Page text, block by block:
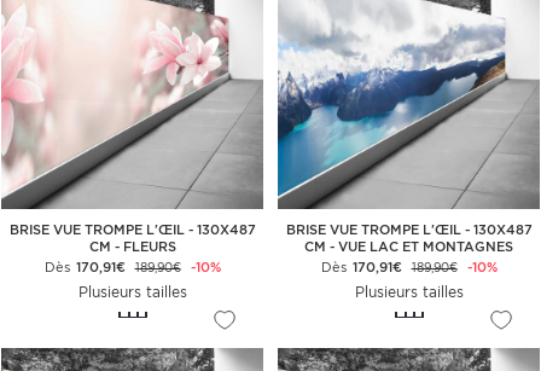
BRISE VUE TROMPE L'ŒIL - 130X487
CM - FLEURS
Dès 170,91€ 189,90€ -10%
Plusieurs tailles
BRISE VUE TROMPE L'ŒIL - 130X487
CM - VUE LAC ET MONTAGNES
Dès 170,91€ 189,90€ -10%
Plusieurs tailles